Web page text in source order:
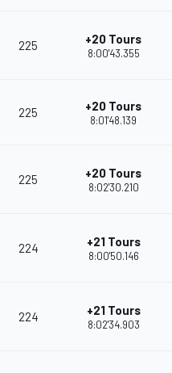
225 +20 Tours
8:00'43.355
225 +20 Tours
8:01'48.139
225 +20 Tours
8:02'30.210
224 +21 Tours
8:00'50.146
224 +21 Tours
8:02'34.903